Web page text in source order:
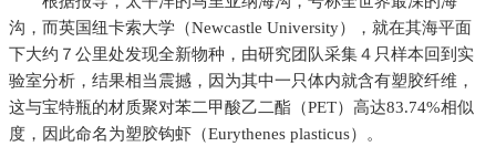
沟，而英国纽卡索大学（Newcastle University），就在其海平面
下大约７公里处发现全新物种，由研究团队采集４只样本回到实
验室分析，结果相当震撼，因为其中一只体内就含有塑胶纤维，
这与宝特瓶的材质聚对苯二甲酸乙二酯（PET）高达83.74%相似
度，因此命名为塑胶钩虾（Eurythenes plasticus）。